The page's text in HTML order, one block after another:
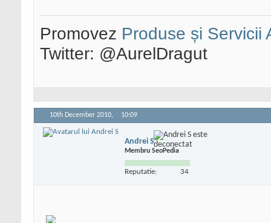
Promovez Produse și Servicii
Twitter: @AurelDragut
10th December 2010, 10:09
Andrei S
Membru SeoPedia
Reputatie: 34